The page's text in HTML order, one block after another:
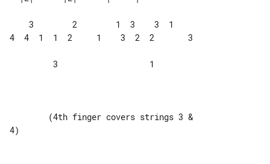
4  4  1  1  2     1    3  2  2       3
4)